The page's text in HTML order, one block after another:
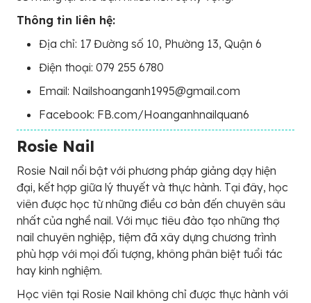
Thông tin liên hệ:
Địa chỉ: 17 Đường số 10, Phường 13, Quận 6
Điện thoại: 079 255 6780
Email: Nailshoanganh1995@gmail.com
Facebook: FB.com/Hoanganhnailquan6
Rosie Nail
Rosie Nail nổi bật với phương pháp giảng dạy hiện
đại, kết hợp giữa lý thuyết và thực hành. Tại đây, học
viên được học từ những điều cơ bản đến chuyên sâu
nhất của nghề nail. Với mục tiêu đào tạo những thợ
nail chuyên nghiệp, tiệm đã xây dựng chương trình
phù hợp với mọi đối tượng, không phân biệt tuổi tác
hay kinh nghiệm.
Học viên tại Rosie Nail không chỉ được thực hành với